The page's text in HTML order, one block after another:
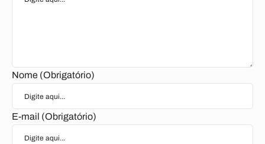
Nome (Obrigatório)
E-mail (Obrigatório)